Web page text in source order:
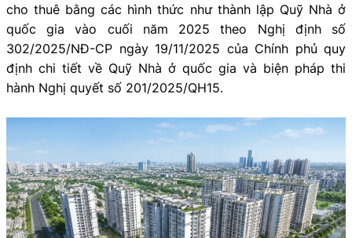
cho thuê bằng các hình thức như thành lập Quỹ Nhà ở
quốc gia vào cuối năm 2025 theo Nghị định số
302/2025/NĐ-CP ngày 19/11/2025 của Chính phủ quy
định chi tiết về Quỹ Nhà ở quốc gia và biện pháp thi
hành Nghị quyết số 201/2025/QH15.